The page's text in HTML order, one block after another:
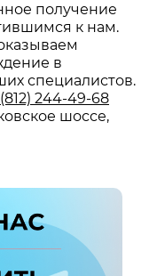
получение
к нам.
в
специалистов.
244-49-68
шоссе,